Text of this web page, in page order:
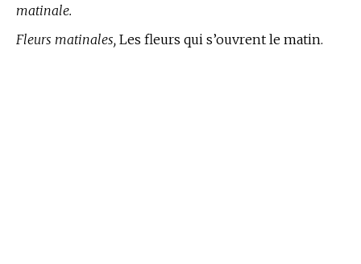
matinale.
Fleurs matinales, Les fleurs qui s’ouvrent le matin.